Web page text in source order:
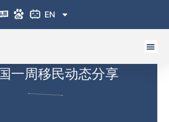
EN
一周移民动态分享